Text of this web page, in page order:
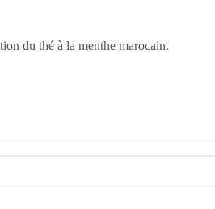
du thé à la menthe marocain.